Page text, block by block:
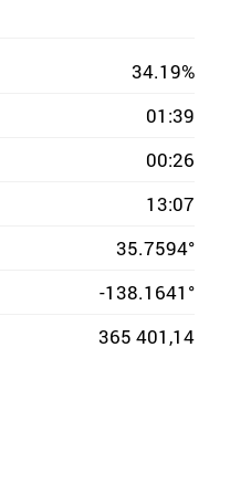
34.19%
01:39
00:26
13:07
35.7594°
-138.1641°
365 401,14